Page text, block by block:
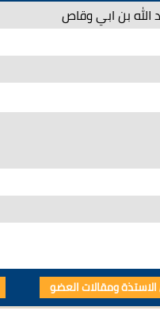
بن ابي وقاص